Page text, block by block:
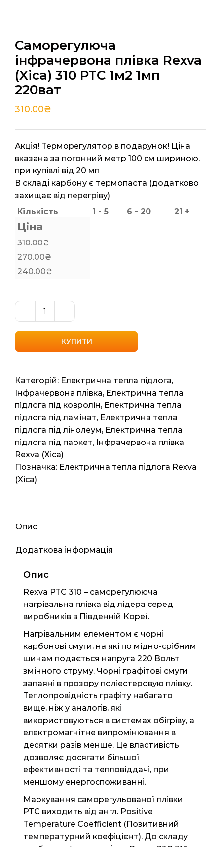
Саморегулюча
інфрачервона плівка Rexva
(Xica) 310 PTC 1м2 1мп
220ват
310.00₴
Акція! Терморегулятор в подарунок! Ціна
вказана за погонний метр 100 см шириною,
при купівлі від 20 мп
В складі карбону є термопаста (додатково
захищає від перегріву)
Кількість
1 - 5 6 - 20 21 +
Ціна
310.00₴
270.00₴
240.00₴
Саморегулюча
інфрачервона
плівка
Rexva
310
PTC
1м2
1мп
220ват
кількість
КУПИТИ
Категорій: Електрична тепла підлога,
Інфрачервона плівка, Електрична тепла
підлога під ковролін, Електрична тепла
підлога під ламінат, Електрична тепла
підлога під лінолеум, Електрична тепла
підлога під паркет, Інфрачервона плівка
Rexva (Xica)
Позначка: Електрична тепла підлога Rexva
(Xica)
Опис
Додаткова інформація
Опис
Rexva PTC 310 – саморегулююча
нагрівальна плівка від лідера серед
виробників в Південній Кореї.
Нагрівальним елементом є чорні
карбонові смуги, на які по мідно-срібним
шинам подається напруга 220 Вольт
змінного струму. Чорні графітові смуги
запаяні в прозору поліестеровую плівку.
Теплопровідність графіту набагато
вище, ніж у аналогів, які
використовуються в системах обігріву, а
електромагнітне випромінювання в
десятки разів менше. Це властивість
дозволяє досягати більшої
ефективності та тепловіддачі, при
меншому енергоспоживанні.
Маркування саморегульованої плівки
PTC виходить від англ. Positive
Temperature Coefficient (Позитивний
температурний коефіцієнт). До складу